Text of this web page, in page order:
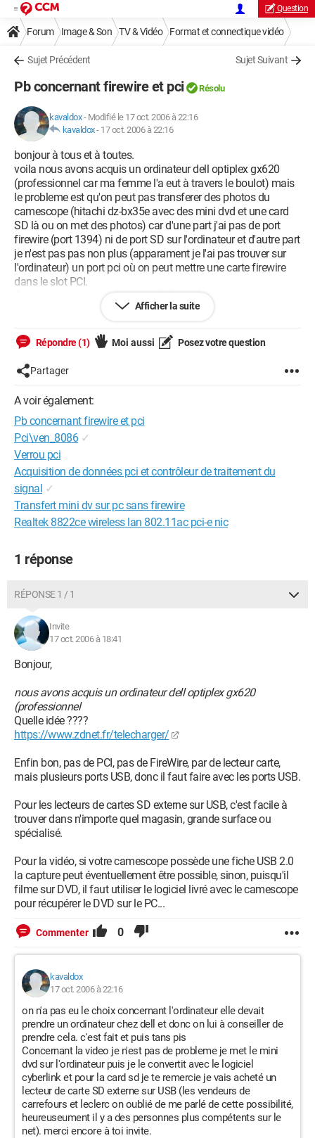
Question
Forum Image & Son TV & Vidéo Format et connectique vidéo
Sujet Précédent Sujet Suivant
Pb concernant firewire et pci Résolu
kavaldox- Modifié le 17 oct. 2006 à 22:16
kavaldox- 17 oct. 2006 à 22:16
bonjour à tous et à toutes.
voila nous avons acquis un ordinateur dell optiplex gx620
(professionnel car ma femme l'a eut à travers le boulot) mais
le probleme est qu'on peut pas transferer des photos du
camescope (hitachi dz-bx35e avec des mini dvd et une card
SD là ou on met des photos) car d'une part j'ai pas de port
firewire (port 1394) ni de port SD sur l'ordinateur et d'autre part
je n'est pas pas non plus (apparament je l'ai pas trouver sur
l'ordinateur) un port pci où on peut mettre une carte firewire
dans le slot PCI.
Comme je ne connait pas grand chose dans ce domaine je
me demandais si quelqu'un pouvait m'aider ca serait sympas
Afficher la suite
Répondre (1) Moi aussi Posez votre question
Partager
A voir également:
Pb concernant firewire et pci
Pci\ven_8086 ✓
Verrou pci
Acquisition de données pci et contrôleur de traitement du
signal ✓
Transfert mini dv sur pc sans firewire
Realtek 8822ce wireless lan 802.11ac pci-e nic
1 réponse
RÉPONSE 1 / 1
Invite
17 oct. 2006 à 18:41
Bonjour,
nous avons acquis un ordinateur dell optiplex gx620
(professionnel
Quelle idée ????
https://www.zdnet.fr/telecharger/
Enfin bon, pas de PCI, pas de FireWire, par de lecteur carte,
mais plusieurs ports USB, donc il faut faire avec les ports USB.
Pour les lecteurs de cartes SD externe sur USB, c'est facile à
trouver dans n'importe quel magasin, grande surface ou
spécialisé.
Pour la vidéo, si votre camescope possède une fiche USB 2.0
la capture peut éventuellement être possible, sinon, puisqu'il
filme sur DVD, il faut utiliser le logiciel livré avec le camescope
pour récupérer le DVD sur le PC...
Commenter 0
kavaldox
17 oct. 2006 à 22:16
on n'a pas eu le choix concernant l'ordinateur elle devait
prendre un ordinateur chez dell et donc on lui à conseiller de
prendre cela. c'est fait et puis tans pis
Concernant la video je n'est pas de probleme je met le mini
dvd sur l'ordinateur puis je le convertit avec le logiciel
cyberlink et pour la card sd je te remercie je vais acheté un
lecteur de carte SD externe sur USB (les vendeurs de
carrefours et leclerc on oublié de me parlé de cette possibilité,
heureuseument il y a des personnes plus compétents sur le
net). merci encore à toi invite.